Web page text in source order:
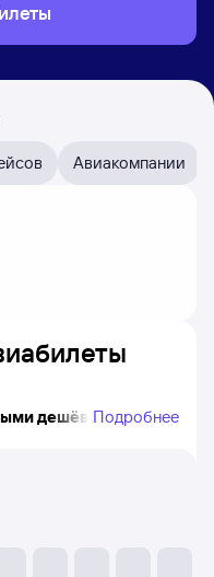
Авиакомпании
дешёвыми
по клику к поиску
Подробнее